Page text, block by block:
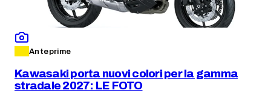
Anteprime
Kawasaki porta nuovi colori per la gamma
stradale 2027: LE FOTO